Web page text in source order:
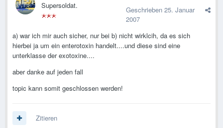
Supersoldat. Geschrieben 25. Januar
2007
a) war ich mir auch sicher, nur bei b) nicht wirklcih, da es sich
hierbei ja um ein enterotoxin handelt....und diese sind eine
unterklasse der exotoxine....
aber danke auf jeden fall
topic kann somit geschlossen werden!
Zitieren